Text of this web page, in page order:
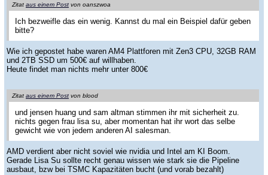
Zitat aus einem Post von oanszwoa
Ich bezweifle das ein wenig. Kannst du mal ein Beispiel dafür geben
bitte?
Wie ich gepostet habe waren AM4 Plattforen mit Zen3 CPU, 32GB RAM
und 2TB SSD um 500€ auf willhaben.
Heute findet man nichts mehr unter 800€
Zitat aus einem Post von blood
und jensen huang und sam altman stimmen ihr mit sicherheit zu.
nichts gegen frau lisa su, aber momentan hat ihr wort das selbe
gewicht wie von jedem anderen AI salesman.
AMD verdient aber nicht soviel wie nvidia und Intel am KI Boom.
Gerade Lisa Su sollte recht genau wissen wie stark sie die Pipeline
ausbaut, bzw bei TSMC Kapazitäten bucht (und vorab bezahlt)